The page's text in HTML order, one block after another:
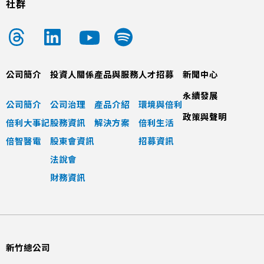
社群
公司簡介
公司簡介
倍利大事記
倍智醫電
投資人關係
公司治理
股務資訊
股東會資訊
法說會
財務資訊
產品與服務
產品介紹
解決方案
人才招募
環境與倍利
倍利生活
招募資訊
新聞中心
永續發展
政策與聲明
新竹總公司